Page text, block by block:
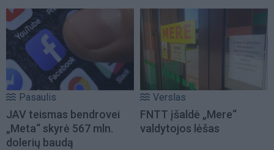
Pasaulis
JAV teismas bendrovei
„Meta“ skyrė 567 mln.
dolerių baudą
Verslas
FNTT įšaldė „Mere“
valdytojos lėšas